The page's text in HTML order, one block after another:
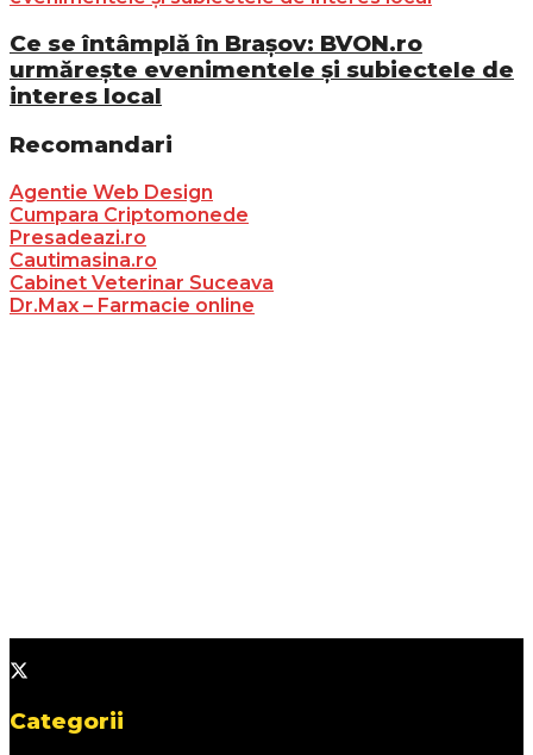
Ce se întâmplă în Brașov: BVON.ro
urmărește evenimentele și subiectele de
interes local
Recomandari
Agentie Web Design
Cumpara Criptomonede
Presadeazi.ro
Cautimasina.ro
Cabinet Veterinar Suceava
Dr.Max – Farmacie online
Categorii